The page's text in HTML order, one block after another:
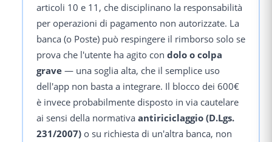
articoli 10 e 11, che disciplinano la responsabilità
per operazioni di pagamento non autorizzate. La
banca (o Poste) può respingere il rimborso solo se
prova che l'utente ha agito con dolo o colpa
grave — una soglia alta, che il semplice uso
dell'app non basta a integrare. Il blocco dei 600€
è invece probabilmente disposto in via cautelare
ai sensi della normativa antiriciclaggio (D.Lgs.
231/2007) o su richiesta di un'altra banca, non